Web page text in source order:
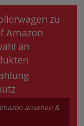
zu
Amazon
an
ansehen &